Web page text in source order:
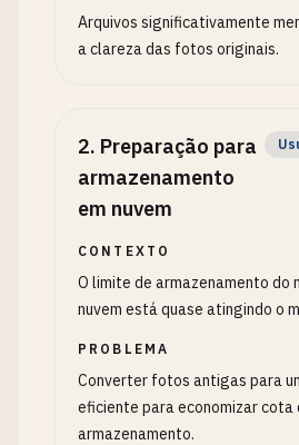
Arquivos significativamente
a clareza das fotos originais.
2. Preparação para
armazenamento
em nuvem
CONTEXTO
O limite de armazenamento do
nuvem está quase atingindo o
PROBLEMA
Converter fotos antigas para
eficiente para economizar cota
armazenamento.